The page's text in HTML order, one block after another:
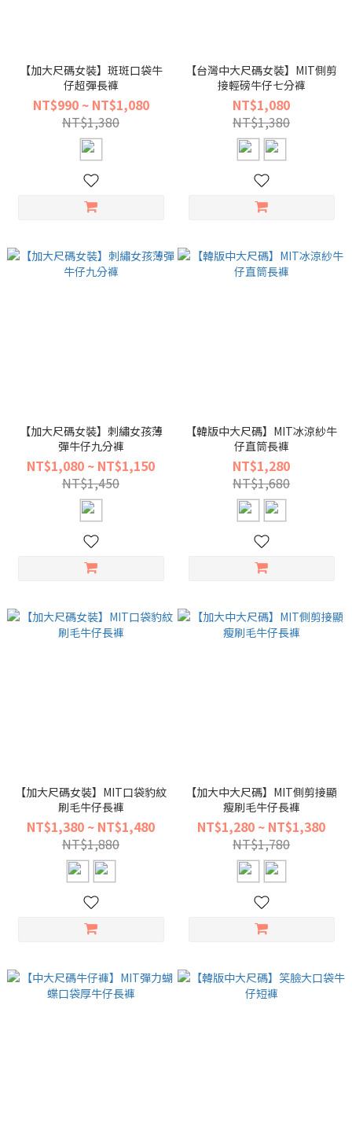
【加大尺碼女裝】斑斑口袋牛
仔超彈長褲
NT$990 ~ NT$1,080
NT$1,380
【台灣中大尺碼女裝】MIT側剪
接輕磅牛仔七分褲
NT$1,080
NT$1,380
【加大尺碼女裝】刺繡女孩薄
彈牛仔九分褲
NT$1,080 ~ NT$1,150
NT$1,450
【韓版中大尺碼】MIT冰涼紗牛
仔直筒長褲
NT$1,280
NT$1,680
【加大尺碼女裝】MIT口袋豹紋
刷毛牛仔長褲
NT$1,380 ~ NT$1,480
NT$1,880
【加大中大尺碼】MIT側剪接顯
瘦刷毛牛仔長褲
NT$1,280 ~ NT$1,380
NT$1,780